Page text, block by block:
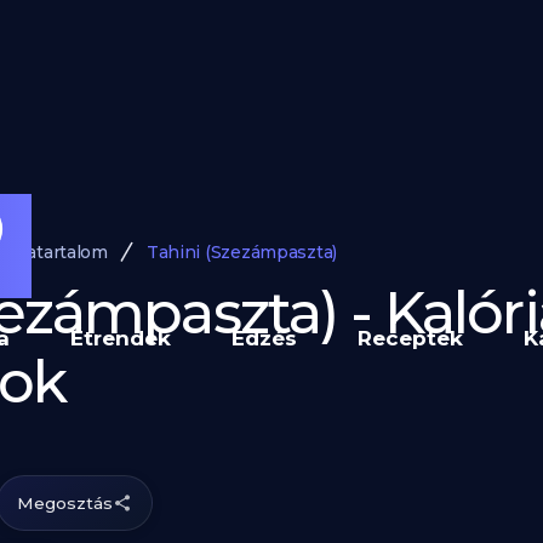
Étrendek Edzés Receptek
Tahini (Szezámpaszta)
-
Megosztás